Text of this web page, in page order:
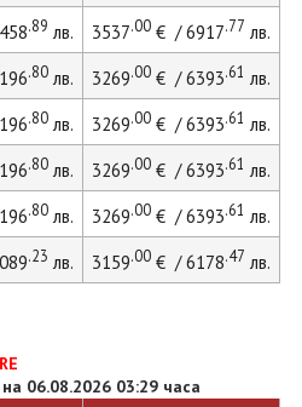
.89 лв. 3537.00€ / 6917.77 лв.
.80лв. 3269.00€ / 6393.61 лв.
.80лв. 3269.00€ / 6393.61 лв.
.80лв. 3269.00€ / 6393.61 лв.
.80лв. 3269.00€ / 6393.61 лв.
.23 лв. 3159.00€ / 6178.47 лв.
06.08.2026 03:29 часа